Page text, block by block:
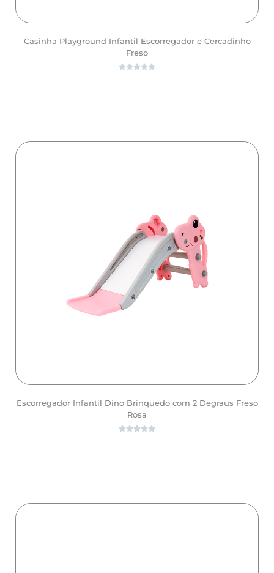
Casinha Playground Infantil Escorregador e Cercadinho
Freso

Escorregador Infantil Dino Brinquedo com 2 Degraus Freso
Rosa
